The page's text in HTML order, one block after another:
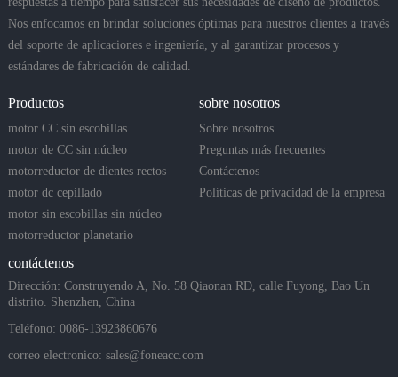
Nos enfocamos en brindar soluciones óptimas para nuestros clientes a través
del soporte de aplicaciones e ingeniería, y al garantizar procesos y
estándares de fabricación de calidad.
Productos
motor CC sin escobillas
motor de CC sin núcleo
motorreductor de dientes rectos
motor dc cepillado
motor sin escobillas sin núcleo
motorreductor planetario
sobre nosotros
Sobre nosotros
Preguntas más frecuentes
Contáctenos
Políticas de privacidad de la empresa
contáctenos
Dirección: Construyendo A, No. 58 Qiaonan RD, calle Fuyong, Bao Un
distrito. Shenzhen, China
Teléfono: 0086-13923860676
correo electronico: sales@foneacc.com